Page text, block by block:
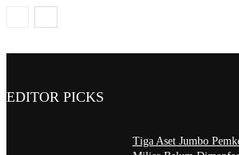
EDITOR PICKS
Tiga Aset Jumbo